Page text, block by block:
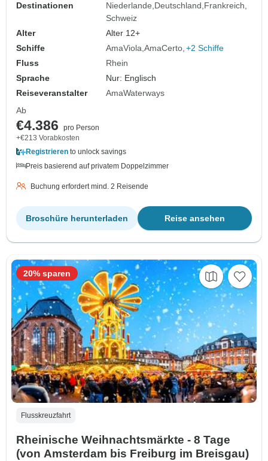
Destinationen
Niederlande Deutschland Frankreich
Schweiz
Alter
Alter 12+
Schiffe
AmaViola AmaCerto +2 Schiffe
Fluss
Rhein
Sprache
Nur: Englisch
Reiseveranstalter
AmaWaterways
Ab
€4.386
pro Person
+€213 Vorabkosten
Registrieren to unlock savings
Preis basierend auf privatem Doppelzimmer
Buchung erfordert mind. 2 Reisende
Reise ansehen
Broschüre herunterladen
Flusskreuzfahrt
Rheinische Weihnachtsmärkte - 8 Tage
(von Amsterdam bis Freiburg im Breisgau)
20% sparen